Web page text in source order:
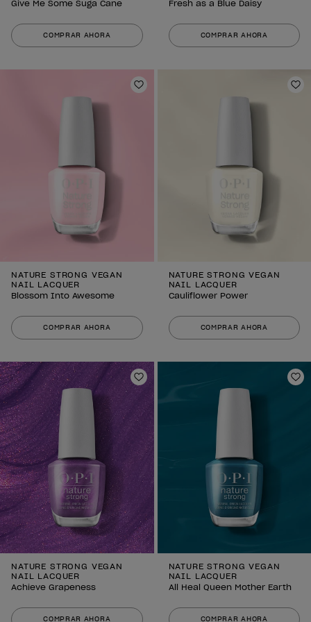
Give Me Some Suga Cane
COMPRAR AHORA
Fresh as a Blue Daisy
COMPRAR AHORA
Añadir a la lista de deseos
NATURE STRONG VEGAN
NAIL LACQUER
Blossom Into Awesome
COMPRAR AHORA
NATURE STRONG VEGAN
NAIL LACQUER
Cauliflower Power
COMPRAR AHORA
Añadir a la lista de deseos
NATURE STRONG VEGAN
NAIL LACQUER
Achieve Grapeness
COMPRAR AHORA
NATURE STRONG VEGAN
NAIL LACQUER
All Heal Queen Mother Earth
COMPRAR AHORA